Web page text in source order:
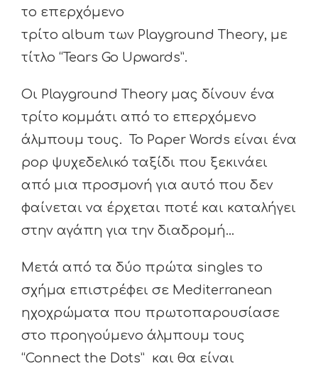
το επερχόμενο
τρίτο album των Playground Theory, με
τίτλο “Tears Go Upwards”.
Οι Playground Theory μας δίνουν ένα
τρίτο κομμάτι από το επερχόμενο
άλμπουμ τους. To Paper Words είναι ένα
pop ψυχεδελικό ταξίδι που ξεκινάει
από μια προσμονή για αυτό που δεν
φαίνεται να έρχεται ποτέ και καταλήγει
στην αγάπη για την διαδρομή…
Μετά από τα δύο πρώτα singles το
σχήμα επιστρέφει σε Mediterranean
ηχοχρώματα που πρωτοπαρουσίασε
στο προηγούμενο άλμπουμ τους
“Connect the Dots” και θα είναι